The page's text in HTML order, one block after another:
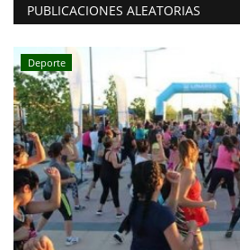
PUBLICACIONES ALEATORIAS
Deporte